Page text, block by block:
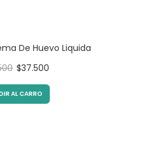
De Huevo Liquida
Original
was:
$40.500.
$37.500
AL CARRO